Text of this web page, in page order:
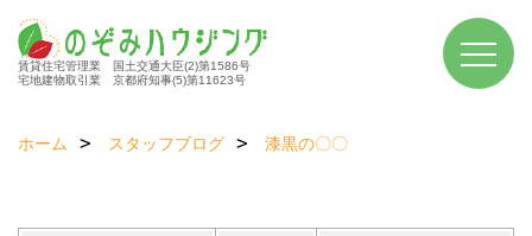
賃貸住宅管理業 国土交通大臣(2)第1586号
宅地建物取引業 京都府知事(5)第11623号
ホーム スタッフブログ 漆黒の〇〇